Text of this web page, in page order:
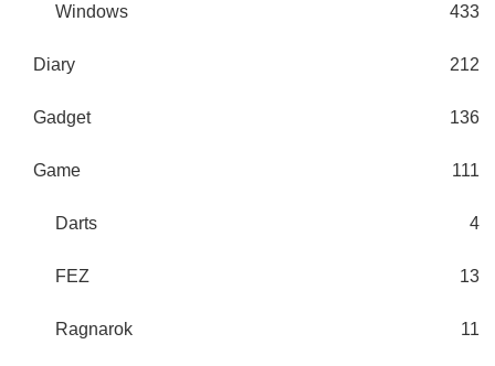
Windows 433
Diary 212
Gadget 136
Game 111
Darts 4
FEZ 13
Ragnarok 11